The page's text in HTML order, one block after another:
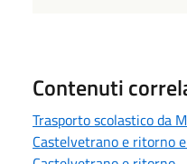
Contenuti
Trasporto scolastico da
Castelvetrano e ritorno